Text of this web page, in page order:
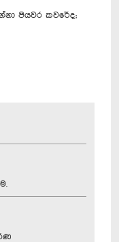
පියවර කවරේද;